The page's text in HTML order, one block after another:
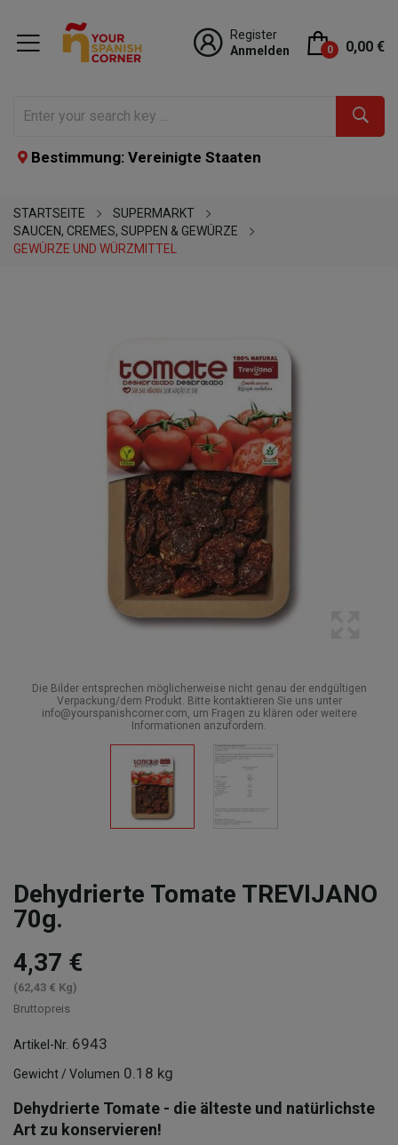
Register
Anmelden
0 0,00 €
Bestimmung: Vereinigte Staaten
STARTSEITE
SUPERMARKT
SAUCEN, CREMES, SUPPEN & GEWÜRZE
GEWÜRZE UND WÜRZMITTEL
Die Bilder entsprechen möglicherweise nicht genau der endgültigen
Verpackung/dem Produkt. Bitte kontaktieren Sie uns unter
info@yourspanishcorner.com, um Fragen zu klären oder weitere
Informationen anzufordern.
Dehydrierte Tomate TREVIJANO
70g.
4,37 €
(62,43 € Kg)
Bruttopreis
Artikel-Nr. 6943
Gewicht / Volumen 0.18 kg
Dehydrierte Tomate - die älteste und natürlichste
Art zu konservieren!